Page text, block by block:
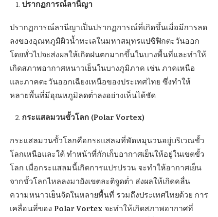
ปรากฏการณ์ลานีญา
ปรากฏการณ์ลานีญาเป็นปรากฏการณ์ที่เกิดขึ้นเมื่อมีการลด
ลงของอุณหภูมิผิวน้ำทะเลในมหาสมุทรแปซิฟิกตะวันออก
โดยทั่วไปจะส่งผลให้เกิดฝนตกมากขึ้นในบางพื้นที่และทำให้
เกิดสภาพอากาศหนาวเย็นในบางภูมิภาค เช่น ภาคเหนือ
และภาคตะวันออกเฉียงเหนือของประเทศไทย ซึ่งทำให้
หลายพื้นที่มีอุณหภูมิลดต่ำลงอย่างเห็นได้ชัด
กระแสลมวนขั้วโลก (Polar Vortex)
กระแสลมวนขั้วโลกคือกระแสลมที่พัดหมุนวนอยู่บริเวณขั้ว
โลกเหนือและใต้ ทำหน้าที่กักเก็บอากาศเย็นให้อยู่ในเขตขั้ว
โลก เมื่อกระแสลมนี้เกิดการแปรปรวน จะทำให้อากาศเย็น
จากขั้วโลกไหลลงมายังเขตละติจูดต่ำ ส่งผลให้เกิดคลื่น
ความหนาวเย็นจัดในหลายพื้นที่ รวมถึงประเทศไทยด้วย การ
เคลื่อนที่ของ Polar Vortex จะทำให้เกิดสภาพอากาศที่